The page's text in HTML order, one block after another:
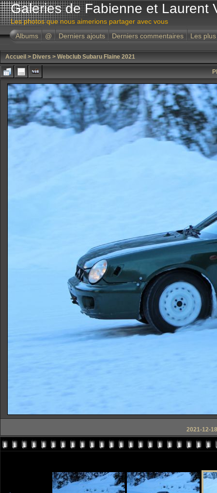
Galeries de Fabienne et Laurent
Les photos que nous aimerions partager avec vous
Albums
@ Derniers ajouts Derniers commentaires Les
Accueil > Divers > Webclub Subaru Flaine 2021
2021-12-